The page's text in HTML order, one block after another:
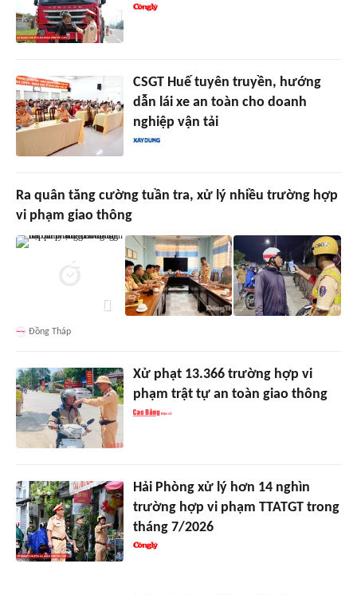
CSGT Huế tuyên truyền, hướng
dẫn lái xe an toàn cho doanh
nghiệp vận tải
Ra quân tăng cường tuần tra, xử lý nhiều trường hợp
vi phạm giao thông
Đồng Tháp
Xử phạt 13.366 trường hợp vi
phạm trật tự an toàn giao thông
Hải Phòng xử lý hơn 14 nghìn
trường hợp vi phạm TTATGT trong
tháng 7/2026